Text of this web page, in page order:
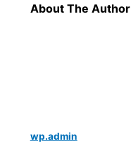
About The Author
wp.admin